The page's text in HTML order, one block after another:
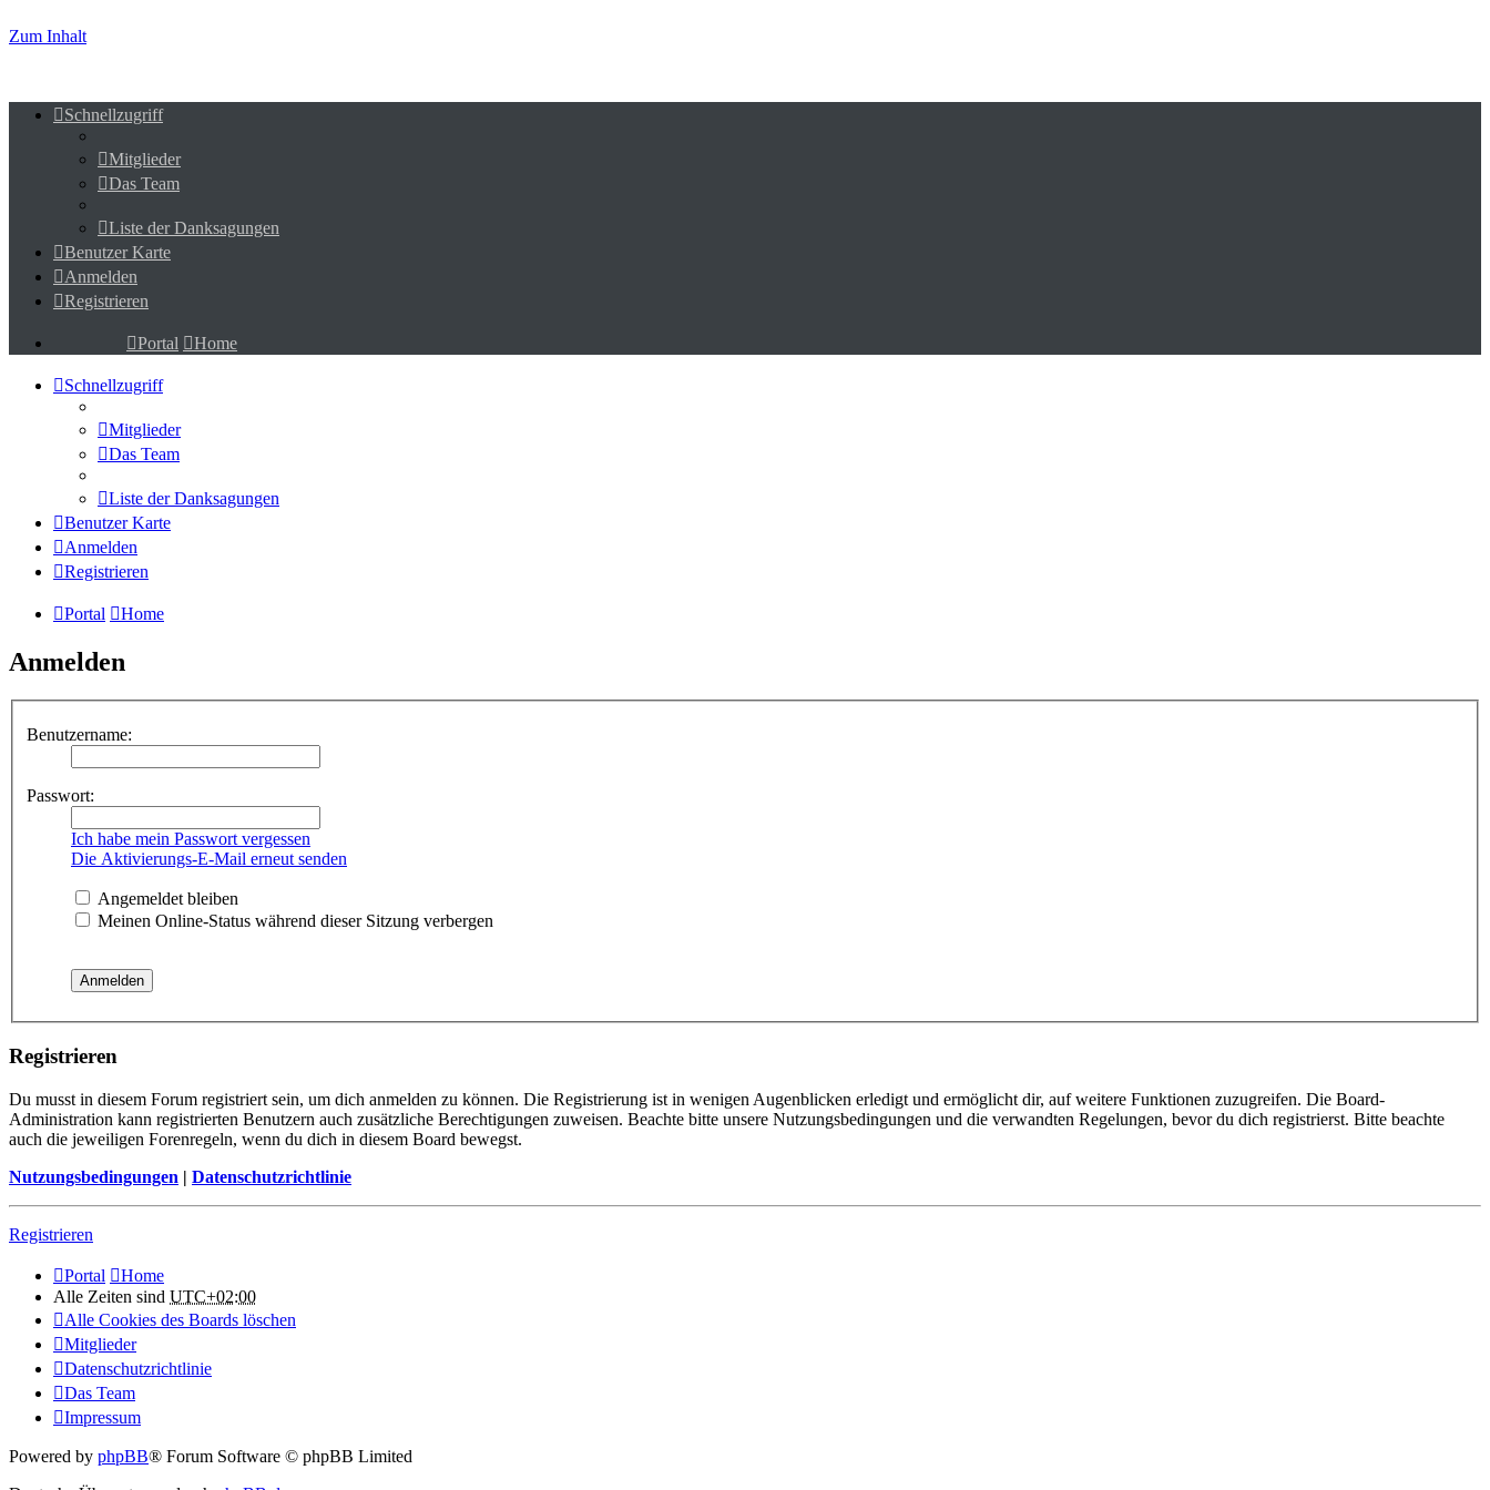
Zum Inhalt
Schnellzugriff
Mitglieder
Das Team
Liste der Danksagungen
Benutzer Karte
Anmelden
Registrieren
Portal Home
Schnellzugriff
Mitglieder
Das Team
Liste der Danksagungen
Benutzer Karte
Anmelden
Registrieren
Portal Home
Anmelden
Benutzername:
Passwort:
Ich habe mein Passwort vergessen
Die Aktivierungs-E-Mail erneut senden
Angemeldet bleiben
Meinen Online-Status während dieser Sitzung verbergen
Registrieren
Du musst in diesem Forum registriert sein, um dich anmelden zu können. Die Registrierung ist in wenigen Augenblicken erledigt und ermöglicht dir, auf weitere Funktionen zuzugreifen. Die Board-
Administration kann registrierten Benutzern auch zusätzliche Berechtigungen zuweisen. Beachte bitte unsere Nutzungsbedingungen und die verwandten Regelungen, bevor du dich registrierst. Bitte beachte
auch die jeweiligen Forenregeln, wenn du dich in diesem Board bewegst.
Nutzungsbedingungen | Datenschutzrichtlinie
Registrieren
Portal
Home
Alle Zeiten sind UTC+02:00
Alle Cookies des Boards löschen
Mitglieder
Datenschutzrichtlinie
Das Team
Impressum
Powered by phpBB® Forum Software © phpBB Limited